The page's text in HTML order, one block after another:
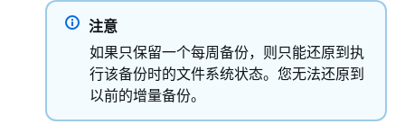
注意
如果只保留一个每周备份，则只能还原到执
行该备份时的文件系统状态。您无法还原到
以前的增量备份。